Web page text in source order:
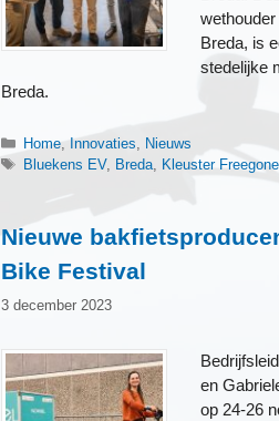
Breda, is
stedelijke
Breda.
Categorieën
Home Innovaties
Nieuws
Tags
Bluekens EV, Breda Kleuster
Nieuwe
Bike Festival
3 december 2023
en
op 24-26